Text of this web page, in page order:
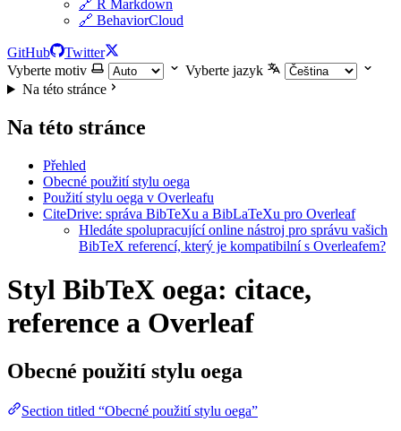
🔗 R Markdown
🔗 BehaviorCloud
GitHub
Twitter
Vyberte motiv
Vyberte jazyk
Na této stránce
Na této stránce
Přehled
Obecné použití stylu oega
Použití stylu oega v Overleafu
CiteDrive: správa BibTeXu a BibLaTeXu pro Overleaf
Hledáte spolupracující online nástroj pro správu vašich
BibTeX referencí, který je kompatibilní s Overleafem?
Styl BibTeX oega: citace,
reference a Overleaf
Obecné použití stylu oega
Section titled “Obecné použití stylu oega”